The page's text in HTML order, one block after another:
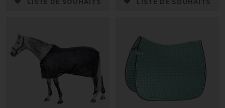
LISTE DE SOUHAITS LISTE DE SOUHAITS